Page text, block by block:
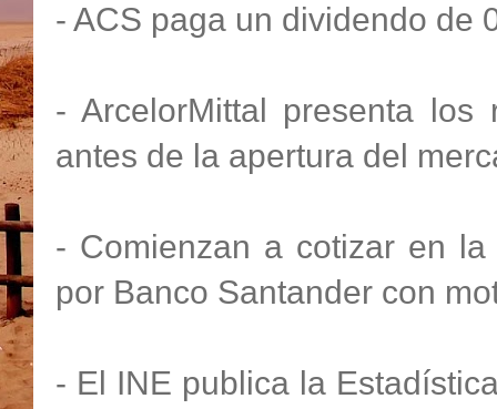
- ACS paga un dividendo de
- ArcelorMittal presenta los
antes de la apertura del
- Comienzan a cotizar en
por Banco Santander con
- El INE publica la